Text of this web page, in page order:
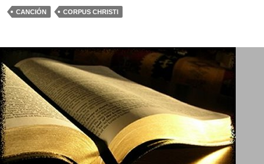
CANCIÓN CORPUS CHRISTI